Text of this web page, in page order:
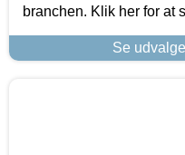
branchen. Klik her for at
Se